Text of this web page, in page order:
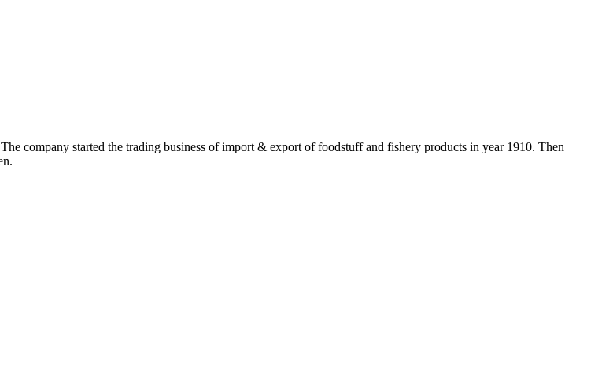
company started the trading business of import & export of foodstuff and fishery products in year 1910. Then